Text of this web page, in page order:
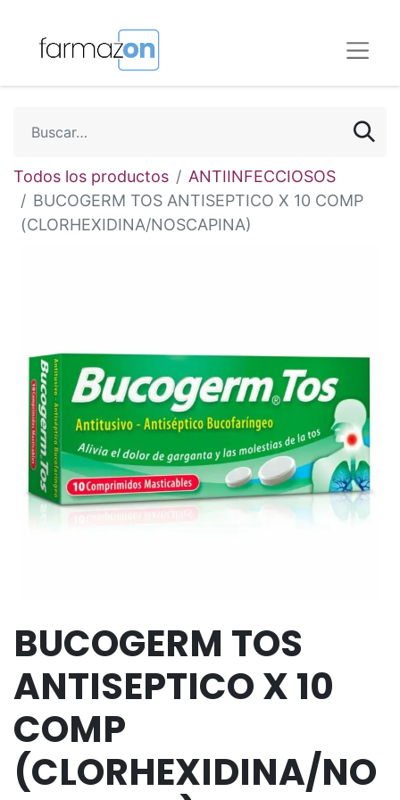
Todos los productos
ANTIINFECCIOSOS
BUCOGERM TOS ANTISEPTICO X 10 COMP
(CLORHEXIDINA/NOSCAPINA)
BUCOGERM TOS
ANTISEPTICO X 10
COMP
(CLORHEXIDINA/NO